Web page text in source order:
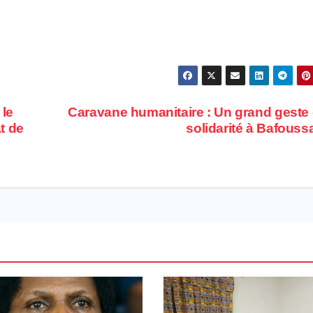
Caravane humanitaire : Un grand geste
solidarité à
de